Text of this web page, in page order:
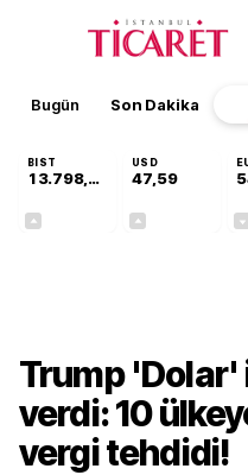
Bugün Son Dakika
BIST
13.798,82
USD
47,59
Trump 'Dolar'
verdi: 10
vergi tehdidi!